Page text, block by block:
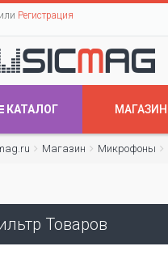
или Регистрация
КАТАЛОГ МАГАЗИН
Магазин Микрофоны
Товаров